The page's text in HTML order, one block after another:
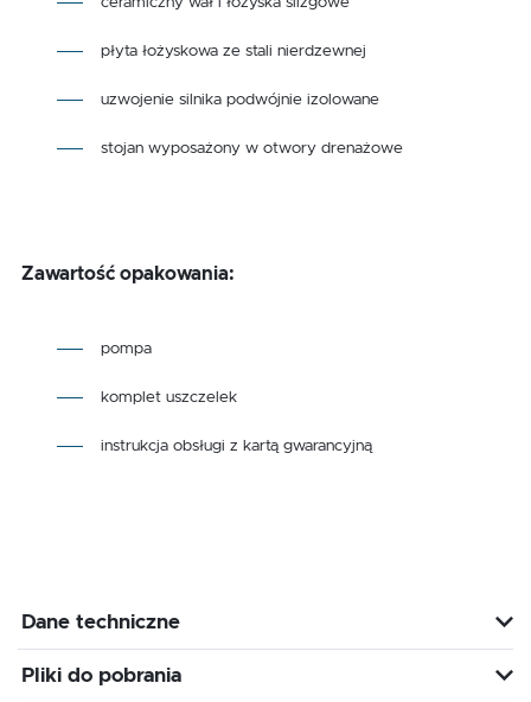
płyta łożyskowa ze stali nierdzewnej
uzwojenie silnika podwójnie izolowane
stojan wyposażony w otwory drenażowe
Zawartość opakowania:
pompa
komplet uszczelek
instrukcja obsługi z kartą gwarancyjną
Dane techniczne
Pliki do pobrania